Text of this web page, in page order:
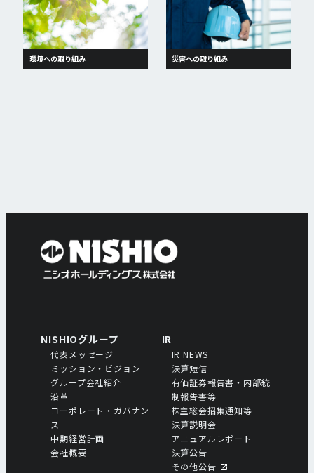
環境への取り組み 災害への取り組み
NISHIOグループ
代表メッセージ
ミッション・ビジョン
グループ会社紹介
沿革
コーポレート・ガバナン
ス
中期経営計画
会社概要
IR
IR NEWS
決算短信
有価証券報告書・内部統
制報告書等
株主総会招集通知等
決算説明会
アニュアルレポート
決算公告
その他公告